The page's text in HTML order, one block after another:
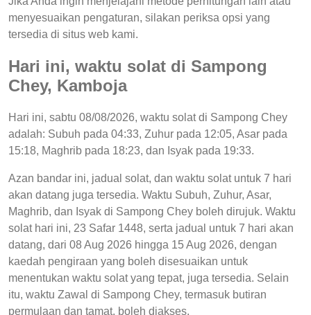
menyesuaikan pengaturan, silakan periksa opsi yang
tersedia di situs web kami.
Hari ini, waktu solat di Sampong
Chey, Kamboja
Hari ini, sabtu 08/08/2026, waktu solat di Sampong Chey
adalah: Subuh pada 04:33, Zuhur pada 12:05, Asar pada
15:18, Maghrib pada 18:23, dan Isyak pada 19:33.
Azan bandar ini, jadual solat, dan waktu solat untuk 7 hari
akan datang juga tersedia. Waktu Subuh, Zuhur, Asar,
Maghrib, dan Isyak di Sampong Chey boleh dirujuk. Waktu
solat hari ini, 23 Safar 1448, serta jadual untuk 7 hari akan
datang, dari 08 Aug 2026 hingga 15 Aug 2026, dengan
kaedah pengiraan yang boleh disesuaikan untuk
menentukan waktu solat yang tepat, juga tersedia. Selain
itu, waktu Zawal di Sampong Chey, termasuk butiran
permulaan dan tamat, boleh diakses.